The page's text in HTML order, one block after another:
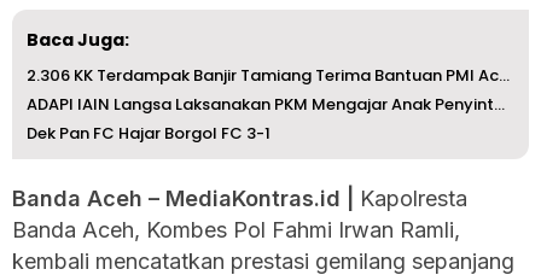
Baca Juga:
2.306 KK Terdampak Banjir Tamiang Terima Bantuan PMI Aceh
ADAPI IAIN Langsa Laksanakan PKM Mengajar Anak Penyintas ...
Dek Pan FC Hajar Borgol FC 3-1
Banda Aceh – MediaKontras.id | Kapolresta
Banda Aceh, Kombes Pol Fahmi Irwan Ramli,
kembali mencatatkan prestasi gemilang sepanjang